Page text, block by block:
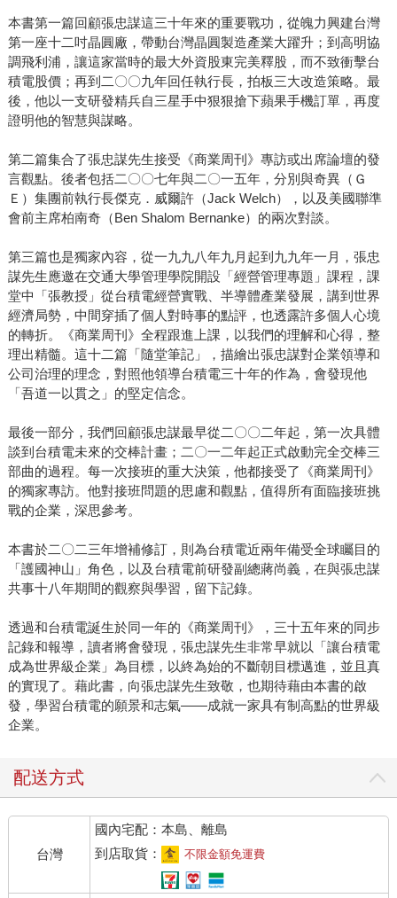
本書第一篇回顧張忠謀這三十年來的重要戰功，從魄力興建台灣
第一座十二吋晶圓廠，帶動台灣晶圓製造產業大躍升；到高明協
調飛利浦，讓這家當時的最大外資股東完美釋股，而不致衝擊台
積電股價；再到二〇〇九年回任執行長，拍板三大改造策略。最
後，他以一支研發精兵自三星手中狠狠搶下蘋果手機訂單，再度
證明他的智慧與謀略。
第二篇集合了張忠謀先生接受《商業周刊》專訪或出席論壇的發
言觀點。後者包括二〇〇七年與二〇一五年，分別與奇異（Ｇ
Ｅ）集團前執行長傑克．威爾許（Jack Welch），以及美國聯準
會前主席柏南奇（Ben Shalom Bernanke）的兩次對談。
第三篇也是獨家內容，從一九九八年九月起到九九年一月，張忠
謀先生應邀在交通大學管理學院開設「經營管理專題」課程，課
堂中「張教授」從台積電經營實戰、半導體產業發展，講到世界
經濟局勢，中間穿插了個人對時事的點評，也透露許多個人心境
的轉折。《商業周刊》全程跟進上課，以我們的理解和心得，整
理出精髓。這十二篇「隨堂筆記」，描繪出張忠謀對企業領導和
公司治理的理念，對照他領導台積電三十年的作為，會發現他
「吾道一以貫之」的堅定信念。
最後一部分，我們回顧張忠謀最早從二〇〇二年起，第一次具體
談到台積電未來的交棒計畫；二〇一二年起正式啟動完全交棒三
部曲的過程。每一次接班的重大決策，他都接受了《商業周刊》
的獨家專訪。他對接班問題的思慮和觀點，值得所有面臨接班挑
戰的企業，深思參考。
本書於二〇二三年增補修訂，則為台積電近兩年備受全球矚目的
「護國神山」角色，以及台積電前研發副總蔣尚義，在與張忠謀
共事十八年期間的觀察與學習，留下記錄。
透過和台積電誕生於同一年的《商業周刊》，三十五年來的同步
記錄和報導，讀者將會發現，張忠謀先生非常早就以「讓台積電
成為世界級企業」為目標，以終為始的不斷朝目標邁進，並且真
的實現了。藉此書，向張忠謀先生致敬，也期待藉由本書的啟
發，學習台積電的願景和志氣――成就一家具有制高點的世界級
企業。
配送方式
台灣
國內宅配：本島、離島
到店取貨：
不限金額免運費